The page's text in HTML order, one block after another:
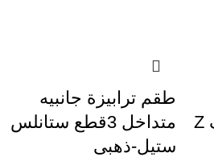
متداخل 3 قطع حرف Z
طقم ترابيزة جانبيه
متداخل 3قطع ستانلس
ستيل-ذهبى